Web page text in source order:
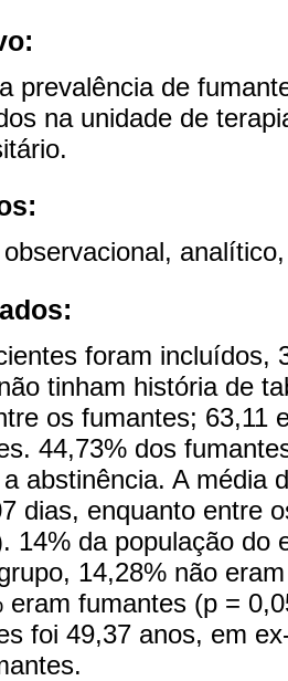
prevalência de
na unidade de
foram incluídos,
tinham história de
os fumantes; 63,11
44,73% dos
abstinência. A média
dias, enquanto entre
14% da população do
14,28% não
eram fumantes (p =
foi 49,37 anos, em